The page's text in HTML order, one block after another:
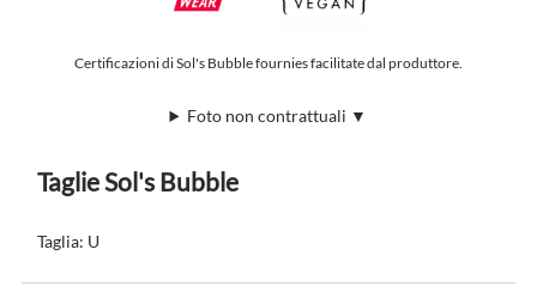
Certificazioni di Sol's Bubble fournies facilitate dal produttore.
Foto non contrattuali ▼
Taglie Sol's Bubble
Taglia: U